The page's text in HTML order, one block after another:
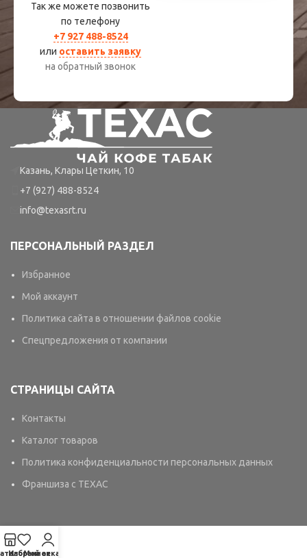
Так же можете позвонить
по телефону
+7 927 488-8524
или оставить заявку
на обратный звонок
Казань, Клары Цеткин, 10
+7 (927) 488-8524
info@texasrt.ru
ПЕРСОНАЛЬНЫЙ РАЗДЕЛ
Избранное
Мой аккаунт
Политика сайта в отношении файлов cookie
Спецпредложения от компании
СТРАНИЦЫ САЙТА
Контакты
Каталог товаров
Политика конфиденциальности персональных данных
Франшиза с TEXAC
Избранное
Мой аккаунт